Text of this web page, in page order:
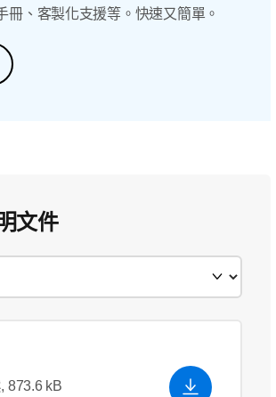
冊、客製化支援等。快速又簡單。
文件
873.6 kB